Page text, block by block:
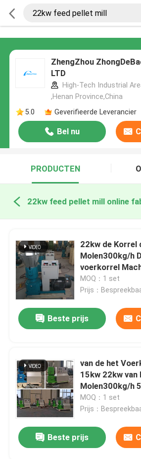
ZhengZhou
LTD
High-Tech Industrial
,Henan Province,China
5.0
Geverifieerde Leverancier
Bel nu
PRODUCTEN
22kw feed pellet mill online
22kw de Korrel
Molen300kg/h
voerkorrel
MOQ：1 set
Prijs：
Beste prijs
van de het
15kw 22kw van
Molen300kg/h
Kippevoer de
MOQ：1 set
Prijs：
Beste prijs